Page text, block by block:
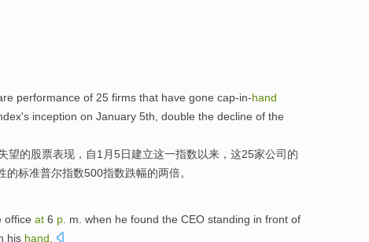
performance of 25 firms that have gone cap-in-hand
's inception on January 5th double the decline of the
望的股票表现 ， 自1月5日建立这一指数以来 ，这25家公司的
的标准普尔指数500指数跌幅的两倍。
office at 6 p . m. when he found the CEO standing in front of
his hand